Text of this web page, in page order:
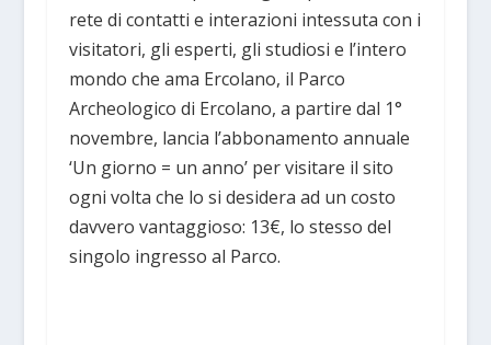
rete di contatti e interazioni intessuta con i
visitatori, gli esperti, gli studiosi e l’intero
mondo che ama Ercolano, il Parco
Archeologico di Ercolano, a partire dal 1°
novembre, lancia l’abbonamento annuale
‘Un giorno = un anno’ per visitare il sito
ogni volta che lo si desidera ad un costo
davvero vantaggioso: 13€, lo stesso del
singolo ingresso al Parco.